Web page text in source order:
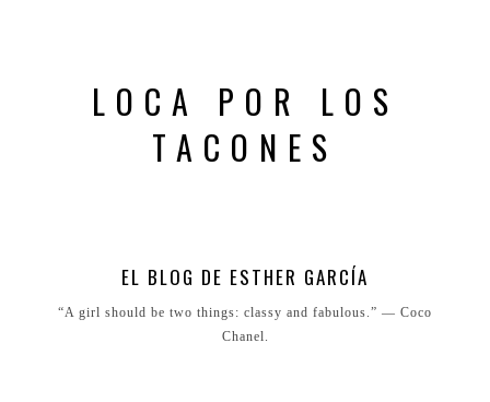
LOCA POR LOS
TACONES
EL BLOG DE ESTHER GARCÍA
“A girl should be two things: classy and fabulous.” ― Coco
Chanel.